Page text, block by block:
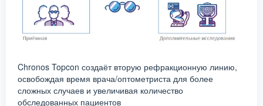
Chronos Topcon создаёт вторую рефракционную линию,
освобождая время врача/оптометриста для более
сложных случаев и увеличивая количество
обследованных пациентов